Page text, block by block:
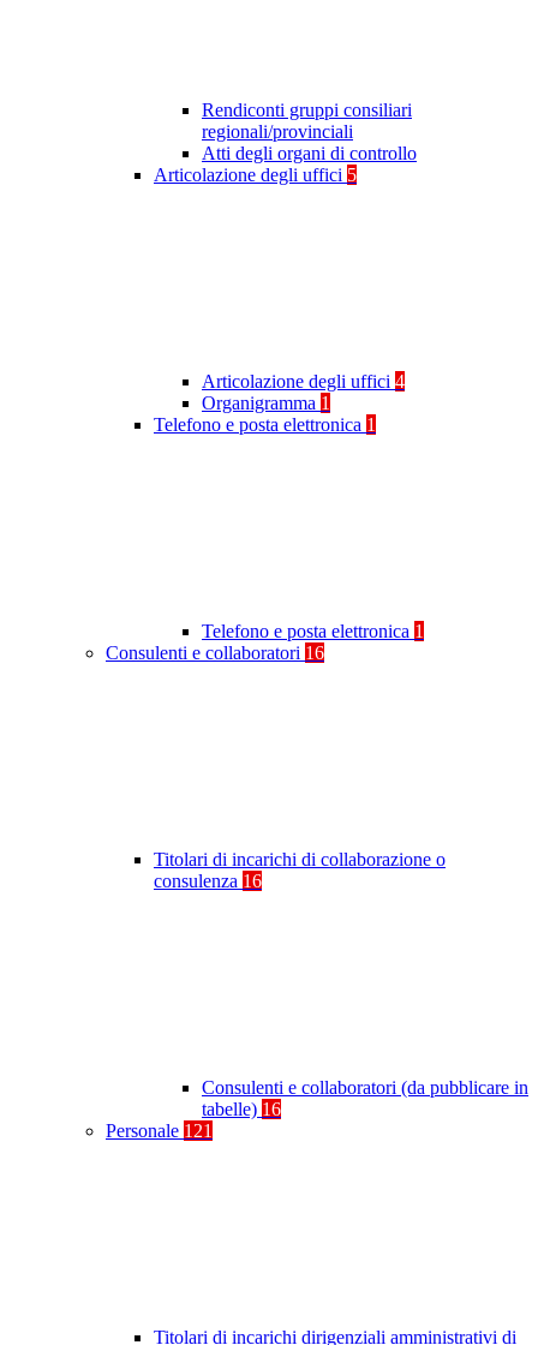
Rendiconti gruppi consiliari
regionali/provinciali
Atti degli organi di controllo
Articolazione degli uffici 5
Articolazione degli uffici 4
Organigramma 1
Telefono e posta elettronica 1
Telefono e posta elettronica 1
Consulenti e collaboratori 16
Titolari di incarichi di collaborazione o
consulenza 16
Consulenti e collaboratori (da pubblicare in
tabelle) 16
Personale 121
Titolari di incarichi dirigenziali amministrativi di